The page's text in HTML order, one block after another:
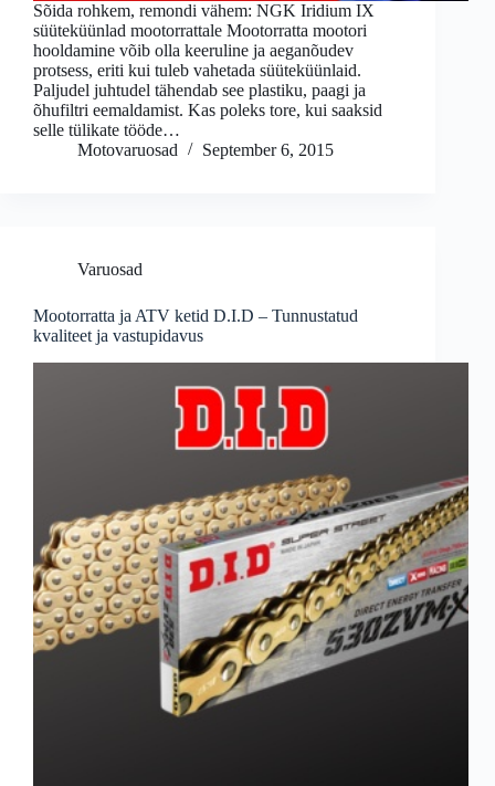
Sõida rohkem, remondi vähem: NGK Iridium IX
süüteküünlad mootorrattale Mootorratta mootori
hooldamine võib olla keeruline ja aeganõudev
protsess, eriti kui tuleb vahetada süüteküünlaid.
Paljudel juhtudel tähendab see plastiku, paagi ja
õhufiltri eemaldamist. Kas poleks tore, kui saaksid
selle tülikate tööde…
Motovaruosad
September 6, 2015
Varuosad
Mootorratta ja ATV ketid D.I.D – Tunnustatud
kvaliteet ja vastupidavus